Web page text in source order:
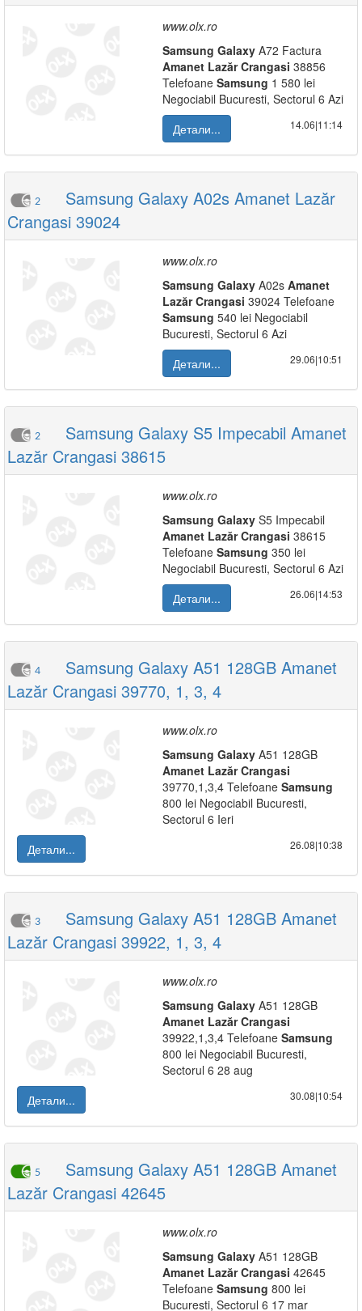
www.olx.ro
Samsung Galaxy A72 Factura
Amanet Lazăr Crangasi 38856
Telefoane Samsung 1 580 lei
Negociabil Bucuresti, Sectorul 6 Azi
Детали...
14.06|11:14
2
Samsung Galaxy A02s Amanet Lazăr
Crangasi 39024
www.olx.ro
Samsung Galaxy A02s Amanet
Lazăr Crangasi 39024 Telefoane
Samsung 540 lei Negociabil
Bucuresti, Sectorul 6 Azi
Детали...
29.06|10:51
2
Samsung Galaxy S5 Impecabil Amanet
Lazăr Crangasi 38615
www.olx.ro
Samsung Galaxy S5 Impecabil
Amanet Lazăr Crangasi 38615
Telefoane Samsung 350 lei
Negociabil Bucuresti, Sectorul 6 Azi
Детали...
26.06|14:53
4
Samsung Galaxy A51 128GB Amanet
Lazăr Crangasi 39770, 1, 3, 4
www.olx.ro
Samsung Galaxy A51 128GB
Amanet Lazăr Crangasi
39770,1,3,4 Telefoane Samsung
800 lei Negociabil Bucuresti,
Sectorul 6 Ieri
Детали...
26.08|10:38
3
Samsung Galaxy A51 128GB Amanet
Lazăr Crangasi 39922, 1, 3, 4
www.olx.ro
Samsung Galaxy A51 128GB
Amanet Lazăr Crangasi
39922,1,3,4 Telefoane Samsung
800 lei Negociabil Bucuresti,
Sectorul 6 28 aug
Детали...
30.08|10:54
5
Samsung Galaxy A51 128GB Amanet
Lazăr Crangasi 42645
www.olx.ro
Samsung Galaxy A51 128GB
Amanet Lazăr Crangasi 42645
Telefoane Samsung 800 lei
Bucuresti, Sectorul 6 17 mar